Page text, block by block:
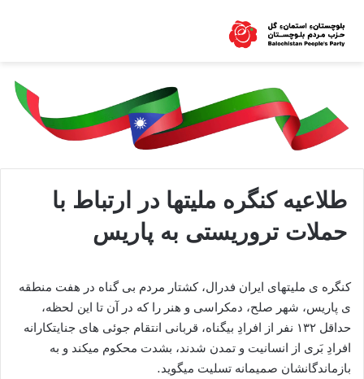
طلاعیه کنگره ملیتها در ارتباط با
حملات تروریستی به پاریس
کنگره ی ملیتهای ایران فدرال، کشتار مردم بی گناه در هفت منطقه
ی پاریس، شهر صلح، دمکراسی و هنر را که در آن تا این لحظه،
حداقل ۱٣۲ نفر از افرادِ بیگناه، قربانی انتقام جوئی های جنایتکارانه
افرادِ بَری از انسانیت و تمدن شدند، بشدت محکوم میکند و به
بازماندگانشان صمیمانه تسلیت میگوید.